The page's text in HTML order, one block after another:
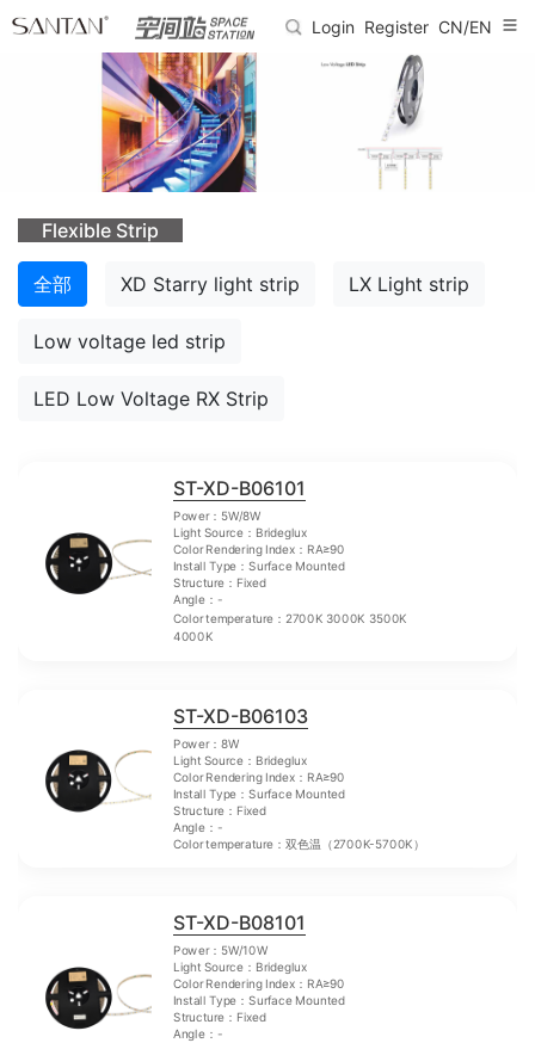
Login Register CN/EN
Flexible Strip
全部 XD Starry light strip LX Light strip
Low voltage led strip
LED Low Voltage RX Strip
ST-XD-B06101
Power：5W/8W
Light Source：Brideglux
Color Rendering Index：RA≥90
Install Type：Surface Mounted
Structure：Fixed
Angle：-
Color temperature：2700K 3000K 3500K
4000K
ST-XD-B06103
Power：8W
Light Source：Brideglux
Color Rendering Index：RA≥90
Install Type：Surface Mounted
Structure：Fixed
Angle：-
Color temperature：双色温（2700K-5700K）
ST-XD-B08101
Power：5W/10W
Light Source：Brideglux
Color Rendering Index：RA≥90
Install Type：Surface Mounted
Structure：Fixed
Angle：-